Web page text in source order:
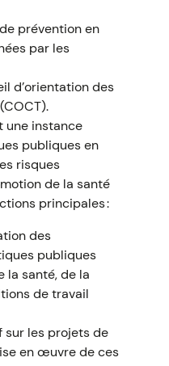
prévention en
par les
d’orientation des
une instance
publiques en
risques
de la santé
principales :
des
publiques
la santé, de la
de travail
sur les projets de
en œuvre de ces